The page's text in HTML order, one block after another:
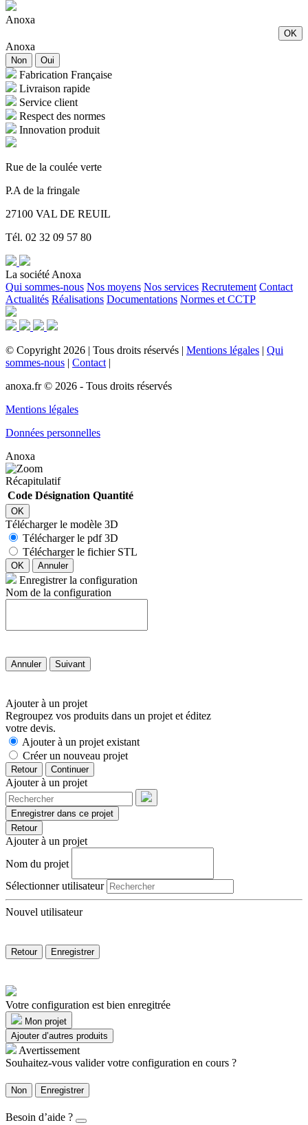
Anoxa
OK
Anoxa
Non Oui
Fabrication Française
Livraison rapide
Service client
Respect des normes
Innovation produit
Rue de la coulée verte
P.A de la fringale
27100 VAL DE REUIL
Tél. 02 32 09 57 80
La société Anoxa
Qui sommes-nous Nos moyens Nos services Recrutement Contact
Actualités Réalisations Documentations Normes et CCTP
© Copyright 2026 | Tous droits réservés | Mentions légales | Qui
sommes-nous | Contact |
anoxa.fr © 2026 - Tous droits réservés
Mentions légales
Données personnelles
Anoxa
Récapitulatif
Code Désignation Quantité
OK
Télécharger le modèle 3D
Télécharger le pdf 3D
Télécharger le fichier STL
OK Annuler
Enregistrer la configuration
Nom de la configuration
Annuler Suivant
Ajouter à un projet
Regroupez vos produits dans un projet et éditez
votre devis.
Ajouter à un projet existant
Créer un nouveau projet
Retour Continuer
Ajouter à un projet
Enregistrer dans ce projet
Retour
Ajouter à un projet
Nom du projet
Sélectionner utilisateur
Nouvel utilisateur
Retour Enregistrer
Votre configuration est bien enregitrée
Mon projet
Ajouter d’autres produits
Avertissement
Souhaitez-vous valider votre configuration en cours ?
Non Enregistrer
Besoin d’aide ?